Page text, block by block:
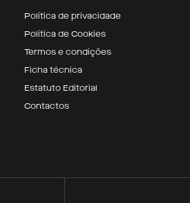
Política de privacidade
Política de Cookies
Termos e condições
Ficha técnica
Estatuto Editorial
Contactos